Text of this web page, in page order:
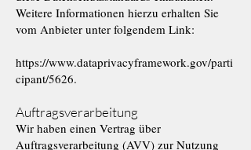
Weitere Informationen hierzu erhalten Sie
vom Anbieter unter folgendem Link:
https://www.dataprivacyframework.gov/parti
cipant/5626.
Auftragsverarbeitung
Wir haben einen Vertrag über
Auftragsverarbeitung (AVV) zur Nutzung